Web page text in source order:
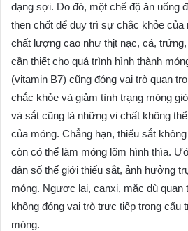
dạng sợi. Do đó, một chế độ ăn uống
then chốt để duy trì sự chắc khỏe của
chất lượng cao như thịt nạc, cá,
cần thiết cho quá trình hình thành
(vitamin B7) cũng đóng vai trò quan
chắc khỏe và giảm tình trạng móng
và sắt cũng là những vi chất không
của móng. Chẳng hạn, thiếu sắt
còn có thể làm móng lõm hình thìa.
dân số thế giới thiếu sắt, ảnh hưởng
móng. Ngược lại, canxi, mặc dù quan
không đóng vai trò trực tiếp trong cấu
móng.